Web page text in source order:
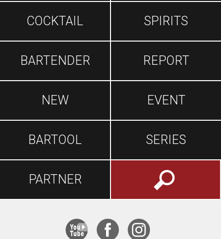
COCKTAIL SPIRITS
BARTENDER REPORT
NEW EVENT
BARTOOL SERIES
PARTNER